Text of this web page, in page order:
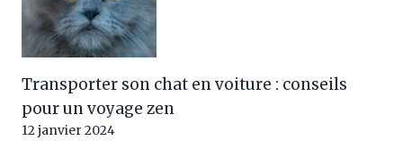
Transporter son chat en voiture : conseils
pour un voyage zen
12 janvier 2024